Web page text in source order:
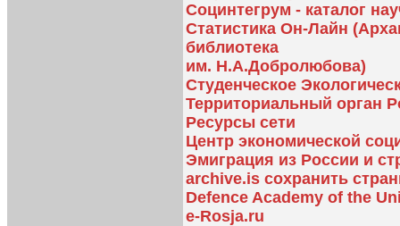
Социнтегрум - каталог
Статистика Он-Лайн
библиотека
им. Н.А.Добролюбова)
Студенческое
Территориальный орган
Ресурсы сети
Центр экономической
Эмиграция из России и
archive.is сохранить
Defence Academy of the
e-Rosja.ru